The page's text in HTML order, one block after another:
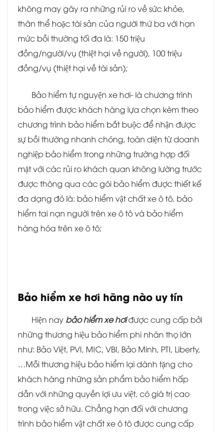
không may gây ra những rủi ro về sức khỏe,
thân thể hoặc tài sản của người thứ ba với hạn
mức bồi thường tối đa là: 150 triệu
đồng/người/vụ (thiệt hại về người), 100 triệu
đồng/vụ (thiệt hại về tài sản);
Bảo hiểm tự nguyện xe hơi- là chương trình
bảo hiểm được khách hàng lựa chọn kèm theo
chương trình bảo hiểm bắt buộc để nhận được
sự bồi thường nhanh chóng, toàn diện từ doanh
nghiệp bảo hiểm trong những trường hợp đối
mặt với các rủi ro khách quan không lường trước
được thông qua các gói bảo hiểm được thiết kế
đa dạng đó là: bảo hiểm vật chất xe ô tô, bảo
hiểm tai nạn người trên xe ô tô và bảo hiểm
hàng hóa trên xe ô tô;
Bảo hiểm xe hơi hãng nào uy tín
Hiện nay bảo hiểm xe hơiđược cung cấp bởi
những thương hiệu bảo hiểm phi nhân thọ lớn
như: Bảo Việt, PVI, MIC, VBI, Bảo Minh, PTI, Liberty,
…Mỗi thương hiệu bảo hiểm lại dành tặng cho
khách hàng những sản phẩm bảo hiểm hấp
dẫn với những quyền lợi ưu việt, có giá trị cao
trong việc sở hữu. Chẳng hạn đối với chương
trình bảo hiểm vật chất xe ô tô được cung cấp